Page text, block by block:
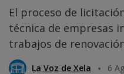
El proceso de
técnica de empresas
trabajos de
La Voz de Xela 6